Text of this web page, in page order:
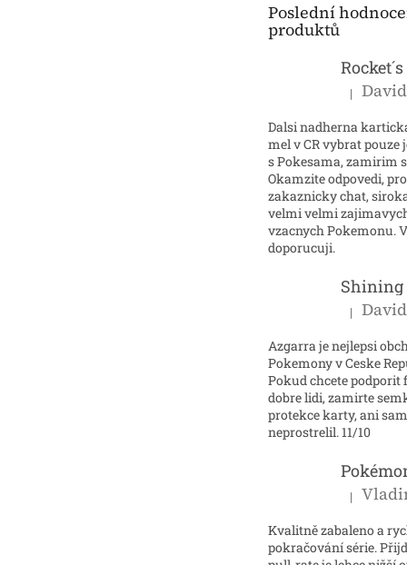
Poslední
produktů
|
Dalsi nadherna
mel v CR vybrat pouze
s Pokesama, zamirim
Okamzite odpovedi,
zakaznicky chat,
velmi velmi
vzacnych Pokemonu.
doporucuji.
|
Azgarra je nejlepsi
Pokemony v Ceske
Pokud chcete podporit
dobre lidi, zamirte
protekce karty, ani
neprostrelil. 11/10
|
Kvalitně zabaleno a
pokračování série.